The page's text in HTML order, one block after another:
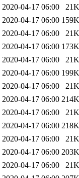
2020-04-17 06:00
21K
2020-04-17 06:00 159K
2020-04-17 06:00
21K
2020-04-17 06:00 173K
2020-04-17 06:00
21K
2020-04-17 06:00 199K
2020-04-17 06:00
21K
2020-04-17 06:00 214K
2020-04-17 06:00
21K
2020-04-17 06:00 218K
2020-04-17 06:00
21K
2020-04-17 06:00 203K
2020-04-17 06:00
21K